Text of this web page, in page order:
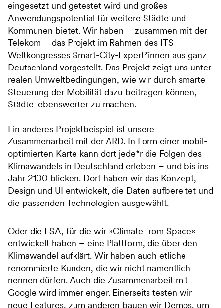
eingesetzt und getestet wird und großes
Anwendungspotential für weitere Städte und
Kommunen bietet. Wir haben – zusammen mit der
Telekom – das Projekt im Rahmen des ITS
Weltkongresses Smart-City-Expert*innen aus ganz
Deutschland vorgestellt. Das Projekt zeigt uns unter
realen Umweltbedingungen, wie wir durch smarte
Steuerung der Mobilität dazu beitragen können,
Städte lebenswerter zu machen.
Ein anderes Projektbeispiel ist unsere
Zusammenarbeit mit der ARD. In Form einer mobil-
optimierten Karte kann dort jede*r die Folgen des
Klimawandels in Deutschland erleben – und bis ins
Jahr 2100 blicken. Dort haben wir das Konzept,
Design und UI entwickelt, die Daten aufbereitet und
die passenden Technologien ausgewählt.
Oder die ESA, für die wir »Climate from Space«
entwickelt haben – eine Plattform, die über den
Klimawandel aufklärt. Wir haben auch etliche
renommierte Kunden, die wir nicht namentlich
nennen dürfen. Auch die Zusammenarbeit mit
Google wird immer enger. Einerseits testen wir
neue Features, zum anderen bauen wir Demos, um